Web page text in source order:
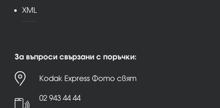
XML
За въпроси свързани с поръчки:
Kodak Express Фото свят
02 943 44 44